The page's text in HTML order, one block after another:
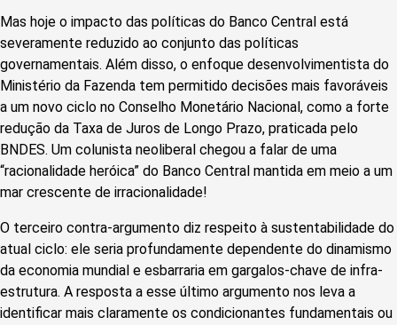
Mas hoje o impacto das políticas do Banco Central está
severamente reduzido ao conjunto das políticas
governamentais. Além disso, o enfoque desenvolvimentista do
Ministério da Fazenda tem permitido decisões mais favoráveis
a um novo ciclo no Conselho Monetário Nacional, como a forte
redução da Taxa de Juros de Longo Prazo, praticada pelo
BNDES. Um colunista neoliberal chegou a falar de uma
“racionalidade heróica” do Banco Central mantida em meio a um
mar crescente de irracionalidade!
O terceiro contra-argumento diz respeito à sustentabilidade do
atual ciclo: ele seria profundamente dependente do dinamismo
da economia mundial e esbarraria em gargalos-chave de infra-
estrutura. A resposta a esse último argumento nos leva a
identificar mais claramente os condicionantes fundamentais ou